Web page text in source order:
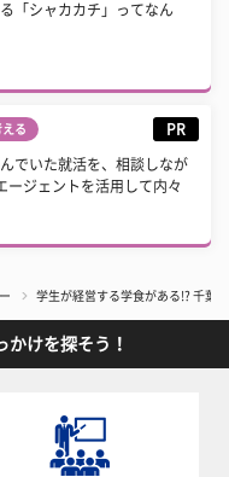
「シャカカチ」ってなん
る PR
でいた就活を、相談しなが
ージェントを活用して内々
学生が経営する学食がある!? 千葉
かけを探そう！